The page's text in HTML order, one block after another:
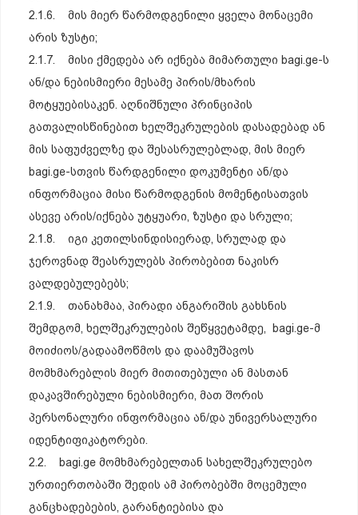
2.1.6. მის მიერ წარმოდგენილი ყველა მონაცემი
არის ზუსტი;
2.1.7. მისი ქმედება არ იქნება მიმართული bagi.ge-ს
ან/და ნებისმიერი მესამე პირის/მხარის
მოტყუებისაკენ. აღნიშნული პრინციპის
გათვალისწინებით ხელშეკრულების დასადებად ან
მის საფუძველზე და შესასრულებლად, მის მიერ
bagi.ge-სთვის წარდგენილი დოკუმენტი ან/და
ინფორმაცია მისი წარმოდგენის მომენტისათვის
ასევე არის/იქნება უტყუარი, ზუსტი და სრული;
2.1.8. იგი კეთილსინდისიერად, სრულად და
ჯეროვნად შეასრულებს პირობებით ნაკისრ
ვალდებულებებს;
2.1.9. თანახმაა, პირადი ანგარიშის გახსნის
შემდგომ, ხელშეკრულების შეწყვეტამდე, bagi.ge-მ
მოიძიოს/გადაამოწმოს და დაამუშავოს
მომხმარებლის მიერ მითითებული ან მასთან
დაკავშირებული ნებისმიერი, მათ შორის
პერსონალური ინფორმაცია ან/და უნივერსალური
იდენტიფიკატორები.
2.2. bagi.ge მომხმარებელთან სახელშეკრულებო
ურთიერთობაში შედის ამ პირობებში მოცემული
განცხადებების, გარანტიებისა და